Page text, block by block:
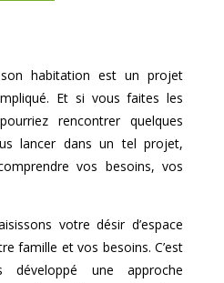
habitation est un projet
Et si vous faites les
rencontrer quelques
lancer dans un tel projet,
vos besoins, vos
votre désir d’espace
famille et vos besoins. C’est
développé une approche